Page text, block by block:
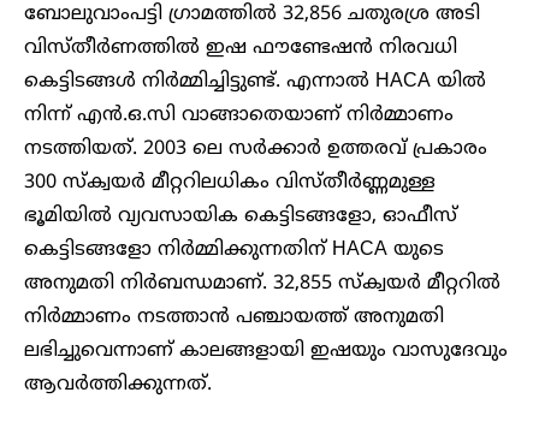
ബോലുവാംപട്ടി ഗ്രാമത്തിൽ 32,856 ചതുരശ്ര അടി
വിസ്തീർണത്തിൽ ഇഷ ഫൗണ്ടേഷൻ നിരവധി
കെട്ടിടങ്ങൾ നിർമ്മിച്ചിട്ടുണ്ട്. എന്നാൽ HACA യിൽ
നിന്ന് എൻ.ഒ.സി വാങ്ങാതെയാണ് നിർമ്മാണം
നടത്തിയത്. 2003 ലെ സർക്കാർ ഉത്തരവ് പ്രകാരം
300 സ്ക്വയർ മീറ്ററിലധികം വിസ്തീർണ്ണമുള്ള
ഭൂമിയിൽ വ്യവസായിക കെട്ടിടങ്ങളോ, ഓഫീസ്
കെട്ടിടങ്ങളോ നിർമ്മിക്കുന്നതിന് HACA യുടെ
അനുമതി നിർബന്ധമാണ്. 32,855 സ്ക്വയർ മീറ്ററിൽ
നിർമ്മാണം നടത്താൻ പഞ്ചായത്ത് അനുമതി
ലഭിച്ചുവെന്നാണ് കാലങ്ങളായി ഇഷയും വാസുദേവും
ആവർത്തിക്കുന്നത്.